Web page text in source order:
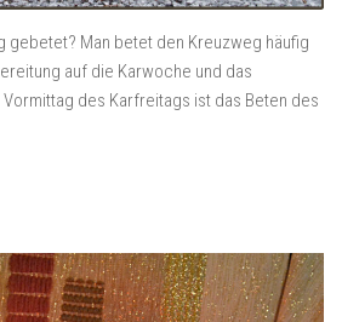
gebetet? Man betet den Kreuzweg häufig
auf die Karwoche und das
des Karfreitags ist das Beten des